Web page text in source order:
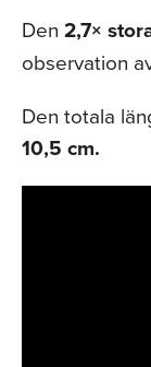
Den 2,7×
observation
Den totala
10,5 cm.